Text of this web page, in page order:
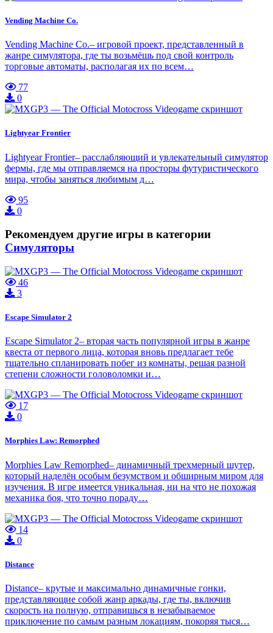
Vending Machine Co.
Vending Machine Co.– игровой проект, представленный в
жанре симулятора, где ты возьмёшь под свой контроль
торговые автоматы, располагая их по всем…
77
0
Lightyear Frontier
Lightyear Frontier– расслабляющий и увлекательный симулятор
фермы, где мы отправляемся на просторы футуристического
мира, чтобы заняться любимым д…
95
0
Рекомендуем другие игры в категории
Симуляторы
46
3
Escape Simulator 2
Escape Simulator 2– вторая часть популярной игры в жанре
квеста от первого лица, которая вновь предлагает тебе
тщательно спланировать побег из комнаты, решая разной
степени сложности головоломки и…
17
0
Morphies Law: Remorphed
Morphies Law Remorphed– динамичный трехмерный шутер,
который наделён особым безумством и обширным миром для
изучения. В игре имеется уникальная, ни на что не похожая
механика боя, что точно пораду…
14
0
Distance
Distance– крутые и максимально динамичные гонки,
представляющие собой жанр аркады, где ты, включив
скорость на полную, отправишься в незабываемое
приключение по самым разным локациям, покоряя тыся…